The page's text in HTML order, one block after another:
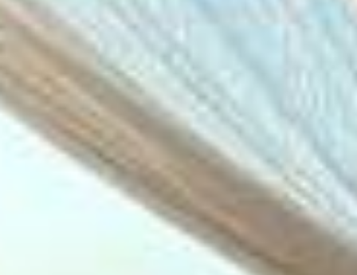
ΠΑΡΟΧΈΣ
ΦΩΤΟΓΡΑΦΊΕΣ